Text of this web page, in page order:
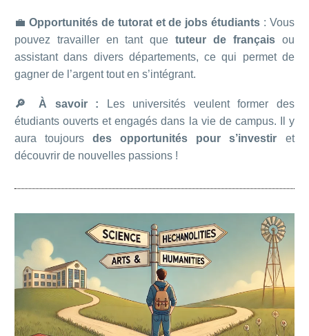
💼 Opportunités de tutorat et de jobs étudiants : Vous
pouvez travailler en tant que tuteur de français ou
assistant dans divers départements, ce qui permet de
gagner de l’argent tout en s’intégrant.
🔎 À savoir : Les universités veulent former des
étudiants ouverts et engagés dans la vie de campus. Il y
aura toujours des opportunités pour s’investir et
découvrir de nouvelles passions !